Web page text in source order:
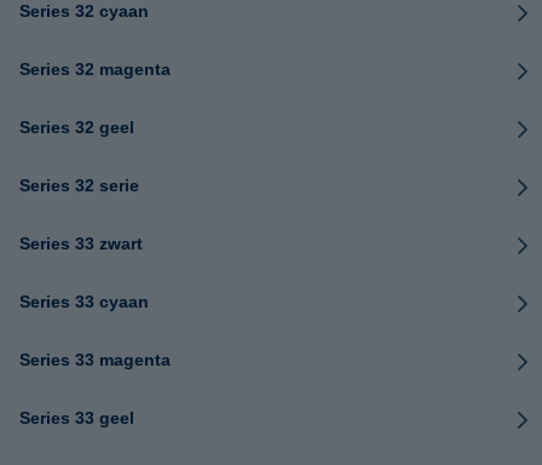
Series 32 cyaan
Series 32 magenta
Series 32 geel
Series 32 serie
Series 33 zwart
Series 33 cyaan
Series 33 magenta
Series 33 geel